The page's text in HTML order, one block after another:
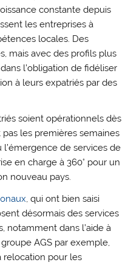
constante depuis
les entreprises à
locales. Des
mais avec des profils plus
l’obligation de fidéliser
à leurs expatriés par des
soient opérationnels dès
pas les premières semaines
l’émergence de services de
en charge à 360° pour un
nouveau pays.
, qui ont bien saisi
désormais des services
notamment dans l’aide à
AGS par exemple,
relocation pour les